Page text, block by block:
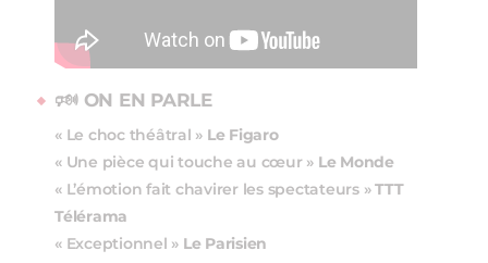
🕬 ON EN PARLE
« Le choc théâtral » Le Figaro
« Une pièce qui touche au cœur » Le Monde
« L’émotion fait chavirer les spectateurs » TTT
Télérama
« Exceptionnel » Le Parisien